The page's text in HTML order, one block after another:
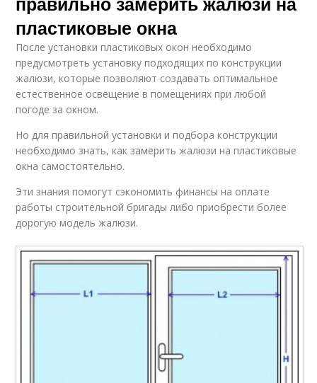
пластиковые окна
После установки пластиковых окон необходимо
предусмотреть установку подходящих по конструкции
жалюзи, которые позволяют создавать оптимальное
естественное освещение в помещениях при любой
погоде за окном.
Но для правильной установки и подбора конструкции
необходимо знать, как замерить жалюзи на пластиковые
окна самостоятельно.
Эти знания помогут сэкономить финансы на оплате
работы строительной бригады либо приобрести более
дорогую модель жалюзи.